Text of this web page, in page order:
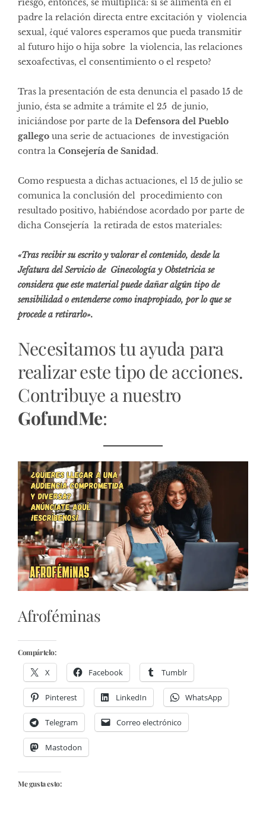
padre la relación directa entre excitación y violencia
sexual, ¿qué valores esperamos que pueda transmitir
al futuro hijo o hija sobre la violencia, las relaciones
sexoafectivas, el consentimiento o el respeto?
Tras la presentación de esta denuncia el pasado 15 de
junio, ésta se admite a trámite el 25 de junio,
iniciándose por parte de la Defensora del Pueblo
gallego una serie de actuaciones de investigación
contra la Consejería de Sanidad .
Como respuesta a dichas actuaciones, el 15 de julio se
comunica la conclusión del procedimiento con
resultado positivo, habiéndose acordado por parte de
dicha Consejería la retirada de estos materiales:
«Tras recibir su escrito y valorar el contenido, desde la
Jefatura del Servicio de Ginecología y Obstetricia se
considera que este material puede dañar algún tipo de
sensibilidad o entenderse como inapropiado, por lo que se
procede a retirarlo».
Necesitamos tu ayuda para
realizar este tipo de acciones.
Contribuye a nuestro
GofundMe:
Afroféminas
Compártelo:
X Facebook Tumblr
Pinterest LinkedIn WhatsApp
Telegram Correo electrónico
Mastodon
Me gusta esto: